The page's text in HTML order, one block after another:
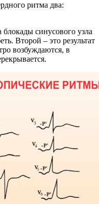
ритма два:
блокады синусового узла
Второй – это результат
возбуждаются, в